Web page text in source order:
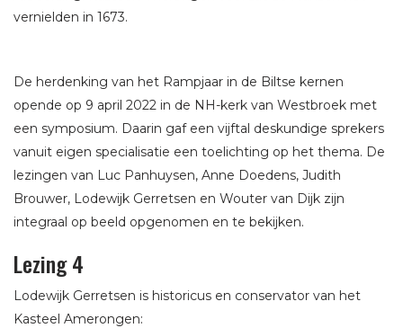
vernielden in 1673.
De herdenking van het Rampjaar in de Biltse kernen
opende op 9 april 2022 in de NH-kerk van Westbroek met
een symposium. Daarin gaf een vijftal deskundige sprekers
vanuit eigen specialisatie een toelichting op het thema. De
lezingen van Luc Panhuysen, Anne Doedens, Judith
Brouwer, Lodewijk Gerretsen en Wouter van Dijk zijn
integraal op beeld opgenomen en te bekijken.
Lezing 4
Lodewijk Gerretsen is historicus en conservator van het
Kasteel Amerongen: